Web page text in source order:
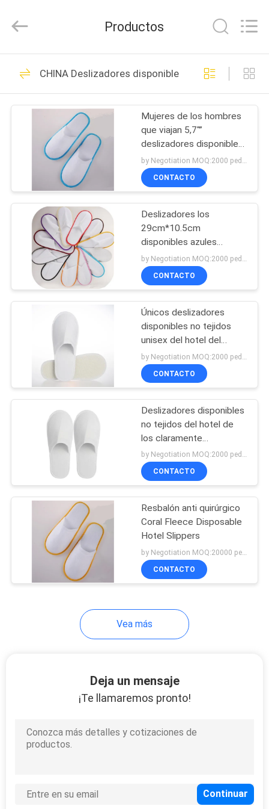
HOGAR
PRODUCTOS
SOBRE
NOSOTROS
VIAJE
FÁBRICA
CONTROL
CALIDAD
ÉNTRENOS
EN
CONTACTO
UNA
MAPA
DEL
Reserved.
Bolsos de filtro del
VAC
101
Bolsos de filtro del
aspirador
88
Las bolsas anti
polvo del aspirador
Bolsas de papel del
aspirador
47
Ambientador de aire
del aspirador
14
Filtro del polvo del
Productos
CHINA Deslizadores disponibles del hotel
Mujeres de los hombres
que viajan 5,7"”
deslizadores disponibles
del hotel de 5gsm X6.69by Negotiation MOQ:2000 pedazos/pedazos
CONTACTO
Deslizadores los
29cm*10.5cm
disponibles azules
blancos del hotel con la
banda elástica
CONTACTO
Únicos deslizadores
disponibles no tejidos
unisex del hotel del
cuarto de baño 100gsm
del BALNEARIO
CONTACTO
Deslizadores disponibles
no tejidos del hotel de
los claramente
27cm*10.0cm los
28cm*10.5cm
by Negotiation MOQ:2000 pedazos/pedazos
CONTACTO
Resbalón anti quirúrgico
Coral Fleece Disposable
Hotel Slippers
by Negotiation MOQ:20000 pedazos/pedazos
CONTACTO
Vea más
Deja un mensaje
¡Te llamaremos pronto!